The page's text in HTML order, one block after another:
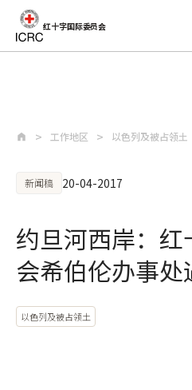
红十字国际委员会
工作地区 以色列及被占领土
新闻稿 20-04-2017
约旦河西岸：
会希伯伦办事处
以色列及被占领土